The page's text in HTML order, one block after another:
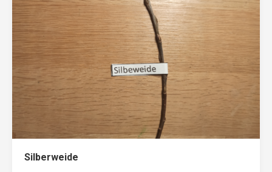
Silberweide